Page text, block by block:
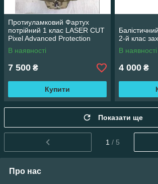
Протиуламковий Фартух
потрійний 1 клас LASER CUT
Pixel Advanced Protection
В наявності
7 500 ₴
Купити
2-й клас
В наявності
4 000 ₴
Показати ще
1 / 5
Про нас